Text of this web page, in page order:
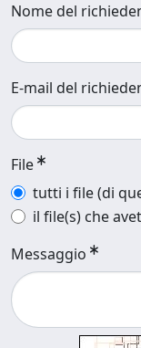
Nome del
E-mail del
File
tutti i file (di
il file(s) che
Messaggio